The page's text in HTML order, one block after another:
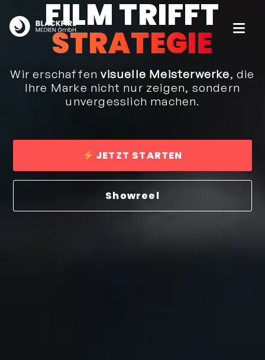
FILM TRIFFT
STRATEGIE
Wir erschaffenvisuelle Meisterwerke, die
Ihre Marke nicht nur zeigen, sondern
unvergesslich machen.
JETZT STARTEN
Showreel